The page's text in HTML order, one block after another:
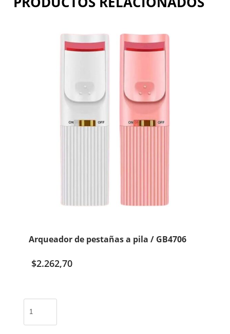
Arqueador de pestañas a pila / GB4706
$2.262,70
pestañas